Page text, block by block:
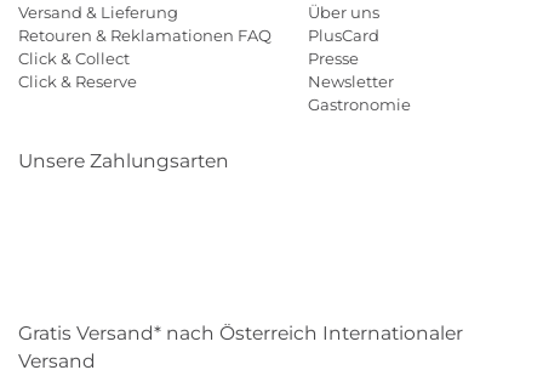
Versand & Lieferung
Retouren & Reklamationen FAQ
Click & Collect
Click & Reserve
Über uns
PlusCard
Presse
Newsletter
Gastronomie
Unsere Zahlungsarten
Gratis Versand* nach Österreich Internationaler
Versand